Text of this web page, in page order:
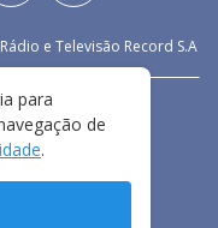
e Televisão Record S.A
PRIVACIDADE
USO
para
de
.